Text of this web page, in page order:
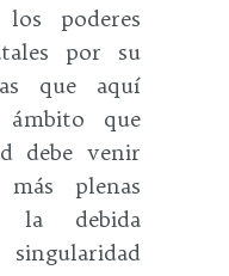
poderes
por su
que aquí
ámbito que
debe venir
plenas
la debida